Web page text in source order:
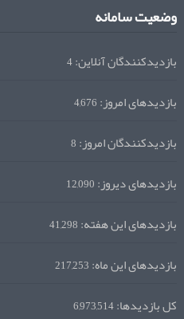
وضعیت سامانه
بازدیدکنندگان آنلاین:4
بازدیدهای امروز:4,676
بازدیدکنندگان امروز:8
بازدیدهای دیروز:12,090
بازدیدهای این هفته:41,298
بازدیدهای این ماه:217,253
کل بازدیدها:6,973,514